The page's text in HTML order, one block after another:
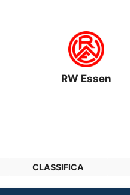
RW Essen
CLASSIFICA